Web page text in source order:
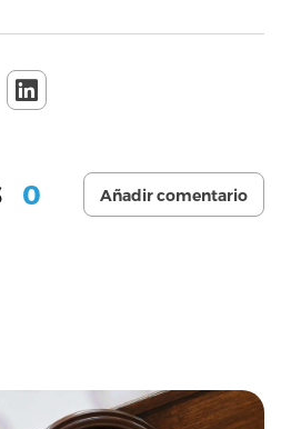
0 Añadir comentario